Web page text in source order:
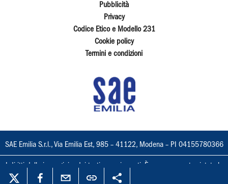
Pubblicità
Privacy
Codice Etico e Modello 231
Cookie policy
Termini e condizioni
SAE Emilia S.r.l., Via Emilia Est, 985 – 41122, Modena – PI 04155780366
I diritti delle immagini e dei testi sono riservati. È espressamente vietata la
loro riproduzione con qualsiasi mezzo e l'adattamento totale o parziale.